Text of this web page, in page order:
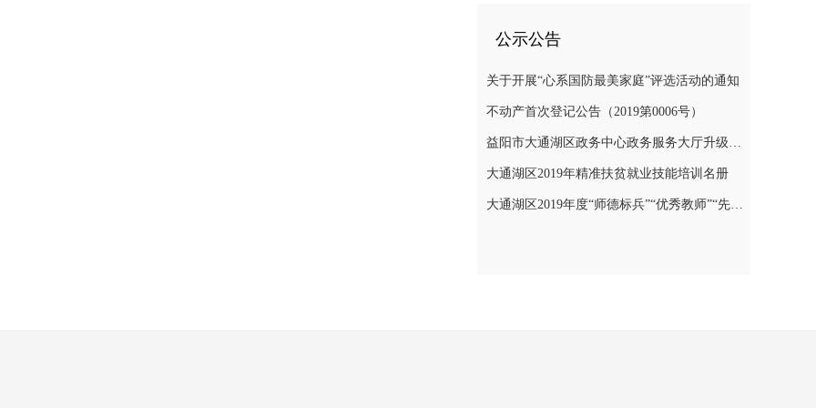
公示公告
关于开展“心系国防最美家庭”评选活动的通知
不动产首次登记公告（2019第0006号）
益阳市大通湖区政务中心政务服务大厅升级改造项目竞争性磋商邀请公告
大通湖区2019年精准扶贫就业技能培训名册
大通湖区2019年度“师德标兵”“优秀教师”“先进教育工作者”名单